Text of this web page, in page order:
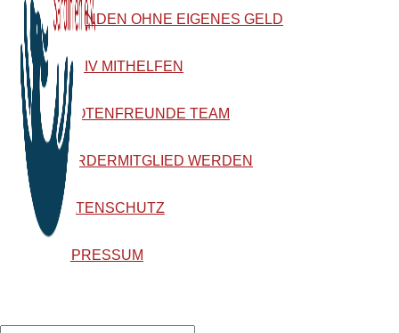
SPENDEN OHNE EIGENES GELD
AKTIV MITHELFEN
PFOTENFREUNDE TEAM
FÖRDERMITGLIED WERDEN
DATENSCHUTZ
IMPRESSUM